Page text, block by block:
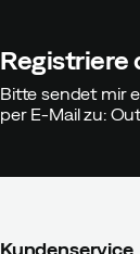
Registriere
Bitte sendet mir
per E-Mail zu:
Kundenservice